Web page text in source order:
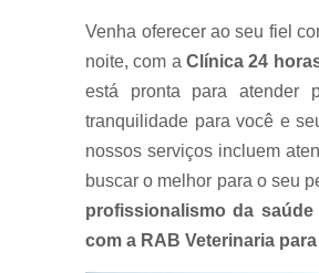
Venha oferecer ao seu fiel
noite, com a Clínica 24
está pronta para atender
tranquilidade para você e
nossos serviços incluem
buscar o melhor para o seu
profissionalismo da
com a RAB Veterinaria